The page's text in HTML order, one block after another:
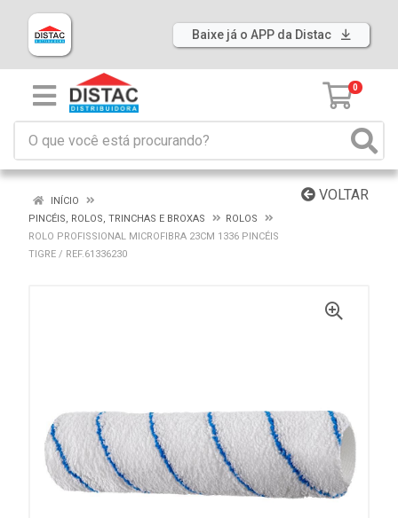
Baixe já o APP da Distac
0
VOLTAR
INÍCIO
PINCÉIS, ROLOS, TRINCHAS E BROXAS
ROLOS
ROLO PROFISSIONAL MICROFIBRA 23CM 1336 PINCÉIS
TIGRE / REF.61336230